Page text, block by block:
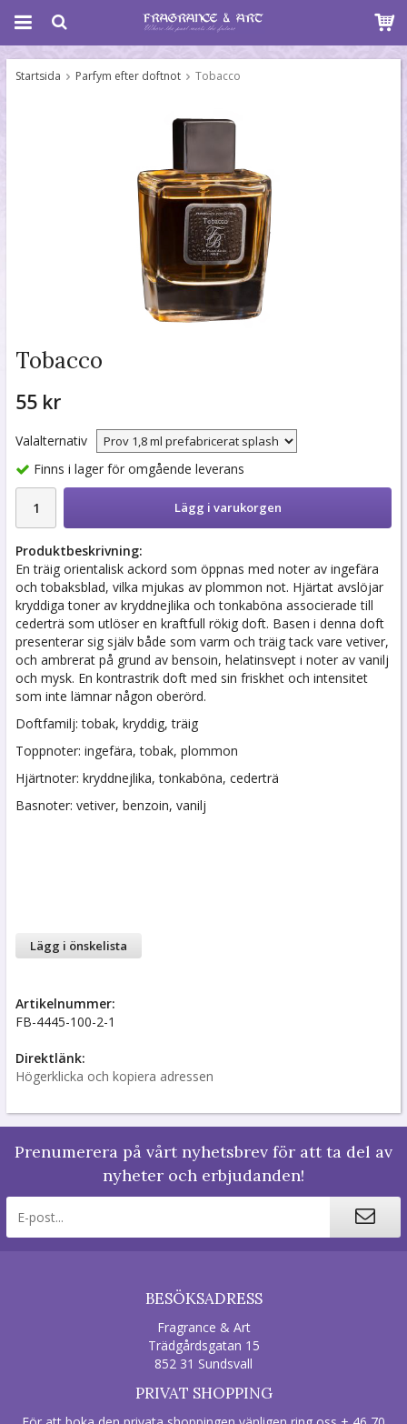
Startsida Parfym efter doftnot Tobacco
Tobacco
55 kr
Valalternativ
Finns i lager för omgående leverans
Lägg i varukorgen
Produktbeskrivning:
En träig orientalisk ackord som öppnas med noter av ingefära
och tobaksblad, vilka mjukas av plommon not. Hjärtat avslöjar
kryddiga toner av kryddnejlika och tonkaböna associerade till
cederträ som utlöser en kraftfull rökig doft. Basen i denna doft
presenterar sig själv både som varm och träig tack vare vetiver,
och ambrerat på grund av bensoin, helatinsvept i noter av vanilj
och mysk. En kontrastrik doft med sin friskhet och intensitet
som inte lämnar någon oberörd.
Doftfamilj: tobak, kryddig, träig
Toppnoter: ingefära, tobak, plommon
Hjärtnoter: kryddnejlika, tonkaböna, cederträ
Basnoter: vetiver, benzoin, vanilj
Lägg i önskelista
Artikelnummer:
FB-4445-100-2-1
Direktlänk:
Högerklicka och kopiera adressen
Prenumerera på vårt nyhetsbrev för att ta del av
nyheter och erbjudanden!
BESÖKSADRESS
Fragrance & Art
Trädgårdsgatan 15
852 31 Sundsvall
PRIVAT SHOPPING